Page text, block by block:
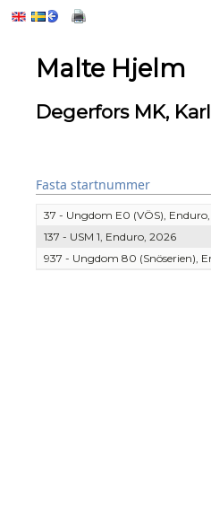
Malte Hjelm
Degerfors MK,
Fasta startnummer
37 - Ungdom E0 (VÖS),
137 - USM 1, Enduro, 2026
937 - Ungdom 80 (Snöserien),